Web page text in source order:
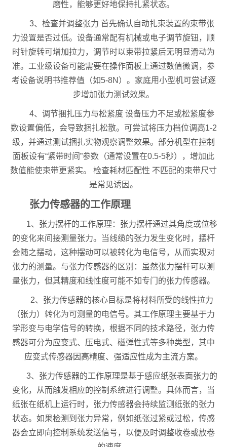
磨性，能够更好地保持扎紧状态。
3、检查并调整张力 首先确认自动扎束装置的束带张
力设置是否过低。设备通常配有机械或电子调节旋钮，顺
时针旋转可增加拉力，调节时以束带拉紧后无明显滑动为
准。工业级设备可能需要在操作面板上通过数值微调，参
考设备说明书推荐值（如5-8N）。家庭用小型机可尝试逐
步增加张力测试效果。
4、调节捆扎压力与松紧度 设备压力不足或松紧度参
数设置偏低，会导致捆扎松散。可尝试将压力档位调高1-2
级，并通过测试捆扎实物观察调整效果。部分机型在控制
面板设有“紧带时间”参数（通常设置在0.5-5秒），增加此
数值能使束带更紧实。 检查耗材匹配性 不匹配的束带尺寸
是常见诱因。
张力传感器的工作原理
1、张力摆杆的工作原理：张力摆杆通过其角度或位移
的变化来间接测量张力。当线缆的张力发生变化时，摆杆
会随之摆动，这种摆动可以被转化为电信号，从而实现对
张力的测量。与张力传感器的区别：虽然张力摆杆可以测
量张力，但其精度和线性度可能不如专门的张力传感器。
2、张力传感器的核心目标是将材料所受的线性拉力
（张力）转化为可测量的电信号。其工作原理主要基于力
学形变与电学信号的转换，根据不同的技术路径，张力传
感器可分为应变式、压电式、磁弹性式等多种类型，其中
应变式传感器因高精度、强适应性成为主流方案。
3、张力传感器的工作原理是基于感应纸张表面张力的
变化，从而触发相应的控制系统进行调整。具体而言，当
纸张在纸机上运行时，张力传感器会持续监测纸张的张力
状态。如果检测到张力异常，例如纸张过紧或过松，传感
器会立即向控制系统发送信号，以便及时调整收卷或放卷